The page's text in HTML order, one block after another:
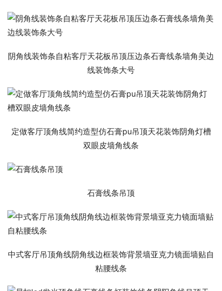
阴角线装饰条自粘客厅天花板吊顶压边条石膏线条墙角美边
线装饰条大号
定做客厅顶角线简约造型仿石膏pu吊顶天花装饰阴角灯槽
双眼皮墙角线条
石膏线条吊顶
中式客厅吊顶角线阴角线边框装饰背景墙亚克力镜面墙贴自
粘腰线条